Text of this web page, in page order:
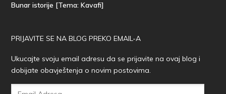
Bunar istorije [Tema: Kavafi]
PRIJAVITE SE NA BLOG PREKO EMAIL-A
Ukucajte svoju email adresu da se prijavite na ovaj blog i
dobijate obavještenja o novim postovima.